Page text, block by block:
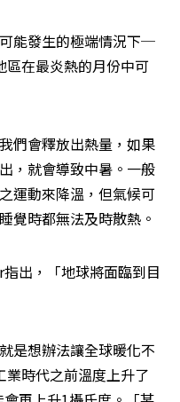
能發生的極端情況下─
區在最炎熱的月份中可
們會釋放出熱量，如果
，就會導致中暑。一般
運動來降溫，但氣候可
覺時都無法及時散熱。
出，「地球將面臨到目
是想辦法讓全球暖化不
時代之前溫度上升了